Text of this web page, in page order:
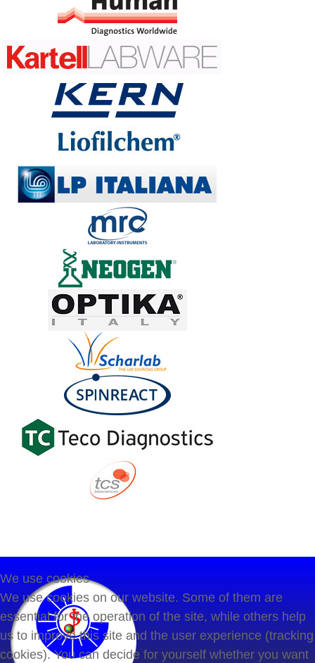
We use cookies
We use cookies on our website. Some of them are
essential for the operation of the site, while others help
us to improve this site and the user experience (tracking
cookies). You can decide for yourself whether you want